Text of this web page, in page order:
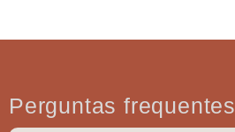
Perguntas frequentes